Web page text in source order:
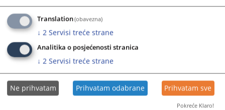
Translation(obavezna)
↓ 2 Servisi treće strane
Analitika o posjećenosti stranica
↓ 2 Servisi treće strane
Ne prihvatam Prihvatam odabrane Prihvatam sve
Pokreće Klaro!